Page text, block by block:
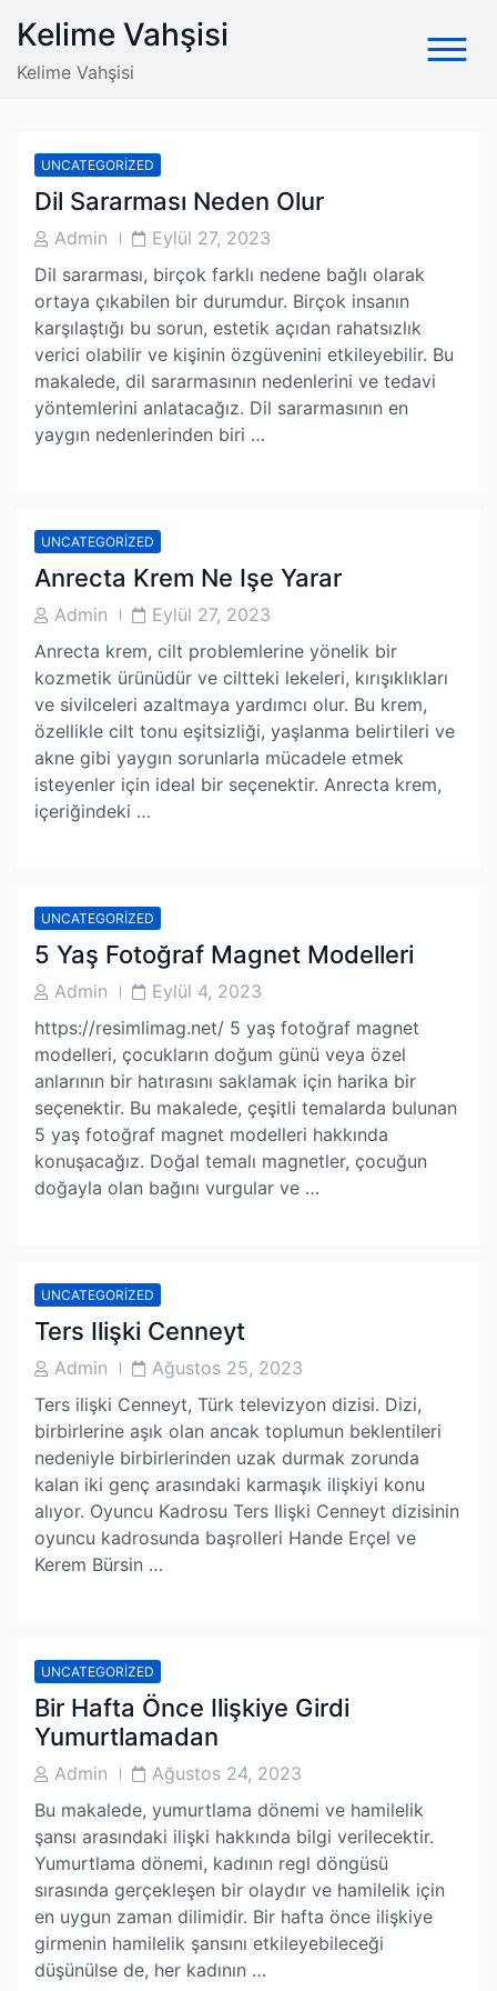
content
Kelime Vahşisi
Kelime Vahşisi
UNCATEGORIZED
Dil Sararması Neden Olur
PostAdmin
PostEylül 27, 2023
Dil sararması, birçok farklı nedene bağlı olarak
ortaya çıkabilen bir durumdur. Birçok insanın
karşılaştığı bu sorun, estetik açıdan rahatsızlık
verici olabilir ve kişinin özgüvenini etkileyebilir. Bu
makalede, dil sararmasının nedenlerini ve tedavi
yöntemlerini anlatacağız. Dil sararmasının en
yaygın nedenlerinden biri …
UNCATEGORIZED
Anrecta Krem Ne Işe Yarar
PostAdmin
PostEylül 27, 2023
Anrecta krem, cilt problemlerine yönelik bir
kozmetik ürünüdür ve ciltteki lekeleri, kırışıklıkları
ve sivilceleri azaltmaya yardımcı olur. Bu krem,
özellikle cilt tonu eşitsizliği, yaşlanma belirtileri ve
akne gibi yaygın sorunlarla mücadele etmek
isteyenler için ideal bir seçenektir. Anrecta krem,
içeriğindeki …
UNCATEGORIZED
5 Yaş Fotoğraf Magnet Modelleri
PostAdmin
PostEylül 4, 2023
https://resimlimag.net/ 5 yaş fotoğraf magnet
modelleri, çocukların doğum günü veya özel
anlarının bir hatırasını saklamak için harika bir
seçenektir. Bu makalede, çeşitli temalarda bulunan
5 yaş fotoğraf magnet modelleri hakkında
konuşacağız. Doğal temalı magnetler, çocuğun
doğayla olan bağını vurgular ve …
UNCATEGORIZED
Ters Ilişki Cenneyt
PostAdmin
PostAğustos 25, 2023
Ters ilişki Cenneyt, Türk televizyon dizisi. Dizi,
birbirlerine aşık olan ancak toplumun beklentileri
nedeniyle birbirlerinden uzak durmak zorunda
kalan iki genç arasındaki karmaşık ilişkiyi konu
alıyor. Oyuncu Kadrosu Ters Ilişki Cenneyt dizisinin
oyuncu kadrosunda başrolleri Hande Erçel ve
Kerem Bürsin …
UNCATEGORIZED
Bir Hafta Önce Ilişkiye Girdi
Yumurtlamadan
PostAdmin
PostAğustos 24, 2023
Bu makalede, yumurtlama dönemi ve hamilelik
şansı arasındaki ilişki hakkında bilgi verilecektir.
Yumurtlama dönemi, kadının regl döngüsü
sırasında gerçekleşen bir olaydır ve hamilelik için
en uygun zaman dilimidir. Bir hafta önce ilişkiye
girmenin hamilelik şansını etkileyebileceği
düşünülse de, her kadının …